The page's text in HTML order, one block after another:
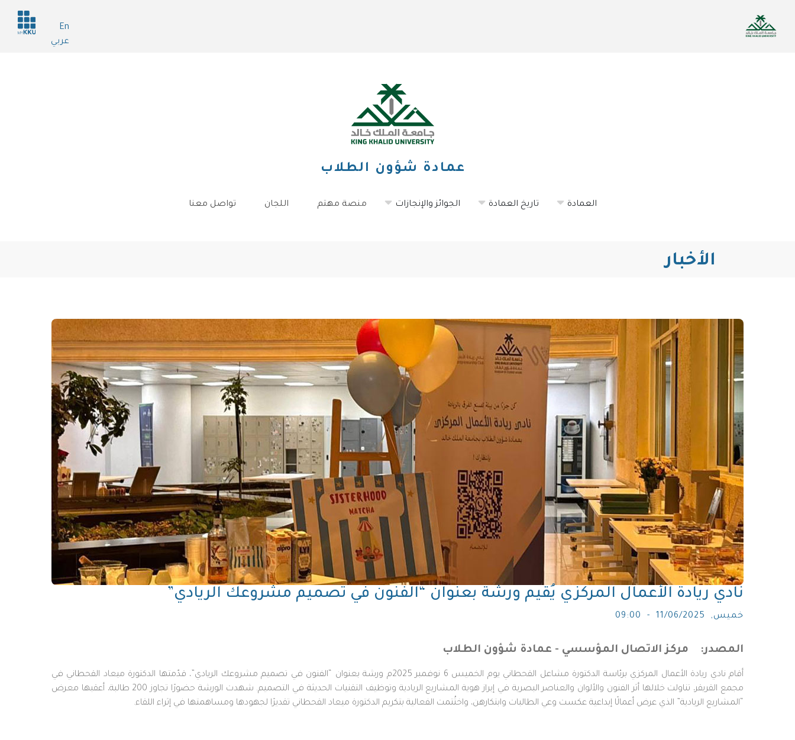
المحتوى
En
عربي
Header
services
عمادة شؤون الطلاب
العمادة تاريخ العمادة الجوائز والإنجازات منصة مهتم اللجان تواصل معنا
الأخبار
نادي ريادة الأعمال المركزي يُقيم ورشة بعنوان “الفنون في تصميم مشروعك الريادي”
خميس, 11/06/2025 - 09:00
المصدر مركز الاتصال المؤسسي - عمادة شؤون الطلاب
أقام نادي ريادة الأعمال المركزي برئاسة الدكتورة مشاعل القحطاني يوم الخميس 6 نوفمبر 2025م ورشة بعنوان “الفنون في تصميم مشروعك الريادي”، قدّمتها الدكتورة ميعاد القحطاني في
مجمع القريقر، تناولت خلالها أثر الفنون والألوان والعناصر البصرية في إبراز هوية المشاريع الريادية وتوظيف التقنيات الحديثة في التصميم. شهدت الورشة حضورًا تجاوز 200 طالبة، أعقبها معرض
“المشاريع الريادية” الذي عرض أعمالًا إبداعية عكست وعي الطالبات وابتكارهن، واختُتمت الفعالية بتكريم الدكتورة ميعاد القحطاني تقديرًا لجهودها ومساهمتها في إثراء اللقاء.